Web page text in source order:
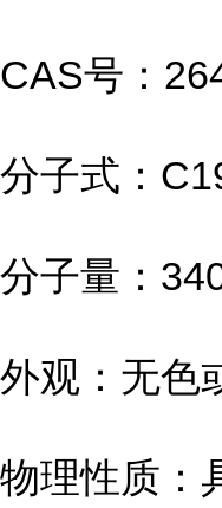
CAS号：
分子式：
分子量：
外观：无色
物理性质：